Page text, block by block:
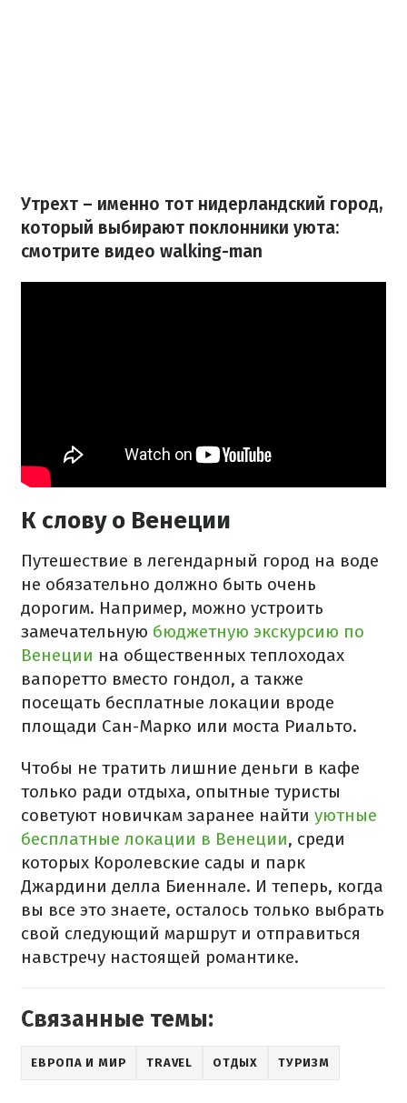
Утрехт – именно тот нидерландский город,
который выбирают поклонники уюта:
смотрите видео walking-man
К слову о Венеции
Путешествие в легендарный город на воде
не обязательно должно быть очень
дорогим. Например, можно устроить
замечательную бюджетную экскурсию по
Венеции на общественных теплоходах
вапоретто вместо гондол, а также
посещать бесплатные локации вроде
площади Сан-Марко или моста Риальто.
Чтобы не тратить лишние деньги в кафе
только ради отдыха, опытные туристы
советуют новичкам заранее найти уютные
бесплатные локации в Венеции, среди
которых Королевские сады и парк
Джардини делла Биеннале. И теперь, когда
вы все это знаете, осталось только выбрать
свой следующий маршрут и отправиться
навстречу настоящей романтике.
Связанные темы:
ЕВРОПА И МИР TRAVEL ОТДЫХ ТУРИЗМ